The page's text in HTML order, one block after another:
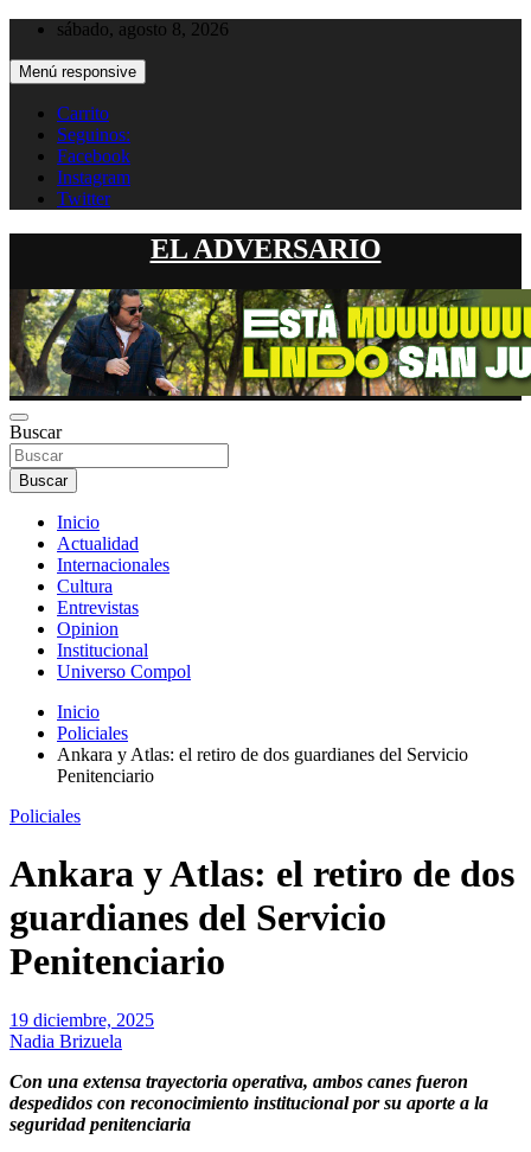
Saltar
contenido
sábado, agosto 8, 2026
Menú responsive
Carrito
Seguinos:
Facebook
Instagram
Twitter
EL ADVERSARIO
Buscar
Buscar
Inicio
Actualidad
Internacionales
Cultura
Entrevistas
Opinion
Institucional
Universo Compol
Inicio
Policiales
Ankara y Atlas: el retiro de dos guardianes del Servicio
Penitenciario
Policiales
Ankara y Atlas: el retiro de dos
guardianes del Servicio
Penitenciario
19 diciembre, 2025
Nadia Brizuela
Con una extensa trayectoria operativa, ambos canes fueron
despedidos con reconocimiento institucional por su aporte a la
seguridad penitenciaria